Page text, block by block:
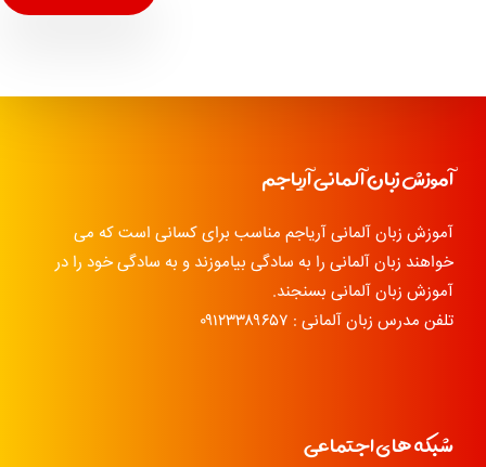
آموزش زبان آلمانی آریاجم
آموزش زبان آلمانی آریاجم مناسب برای کسانی است که می
خواهند زبان آلمانی را به سادگی بیاموزند و به سادگی خود را در
آموزش زبان آلمانی بسنجند.
تلفن مدرس زبان آلمانی : ۰۹۱۲۳۳۸۹۶۵۷
شبکه های اجتماعی